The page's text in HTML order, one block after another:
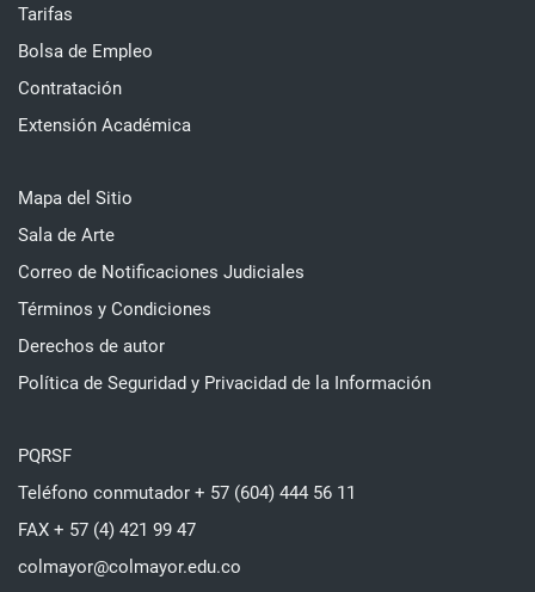
Tarifas
Bolsa de Empleo
Contratación
Extensión Académica
Mapa del Sitio
Sala de Arte
Correo de Notificaciones Judiciales
Términos y Condiciones
Derechos de autor
Política de Seguridad y Privacidad de la Información
PQRSF
Teléfono conmutador + 57 (604) 444 56 11
FAX + 57 (4) 421 99 47
colmayor@colmayor.edu.co